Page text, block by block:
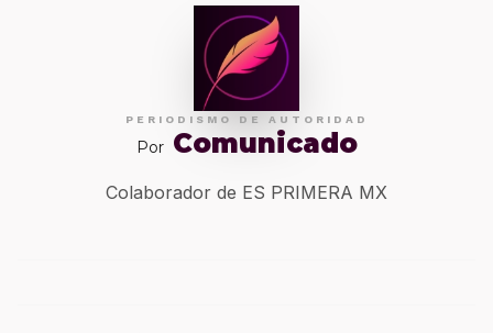
PERIODISMO DE AUTORIDAD
Por Comunicado
Colaborador de ES PRIMERA MX